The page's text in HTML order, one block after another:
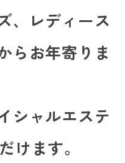
、レディース
らお年寄りま
シャルエステ
けます。